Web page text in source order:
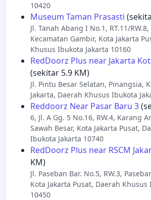
10420
Museum Taman Prasasti
Jl. Tanah Abang I No.1, RT.11/
Kecamatan Gambir, Kota Jakarta
Khusus Ibukota Jakarta 10160
RedDoorz Plus near Jakarta
(sekitar 5.9 KM)
Jl. Pintu Besar Selatan, Pinangsia,
Jakarta, Daerah Khusus Ibukota
Reddoorz Near Pasar Baru 3
6, Jl. A Gg. 5 No.16, RW.4, Karang
Sawah Besar, Kota Jakarta Pusat,
Ibukota Jakarta 10740
RedDoorz Plus near RSCM
KM)
Jl. Paseban Bar. No.5, RW.3,
Kota Jakarta Pusat, Daerah Khusus
10450